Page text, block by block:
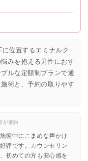
位置するエミナルク
みを抱える男性におす
ルな定額制プランで通
術と、予約の取りやす
が要約
術中にこまめな声かけ
評です。カウンセリン
初めての方も安心感を